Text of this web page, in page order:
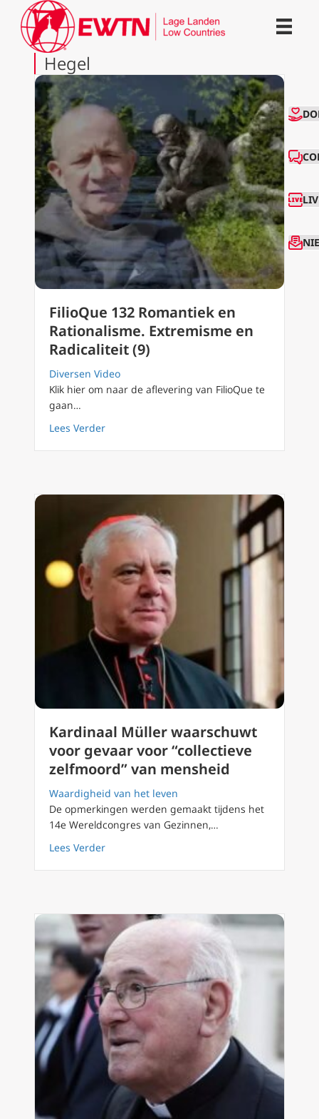
Hegel
FilioQue 132 Romantiek en
Rationalisme. Extremisme en
Radicaliteit (9)
Diversen Video
Klik hier om naar de aflevering van FilioQue te
gaan…
Lees Verderabout FilioQue 132 Romantiek en
Kardinaal Müller waarschuwt
voor gevaar voor “collectieve
zelfmoord” van mensheid
Waardigheid van het leven
De opmerkingen werden gemaakt tijdens het
14e Wereldcongres van Gezinnen,…
Lees Verderabout Kardinaal Müller waarschuwt voor